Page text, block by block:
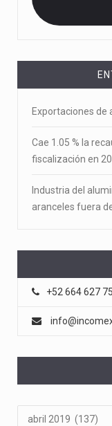
Exportaciones de
Cae 1.05 % la
fiscalización en
Industria del
aranceles fuera
+52 664 627